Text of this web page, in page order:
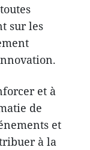
sur les
et à
de
et
à la